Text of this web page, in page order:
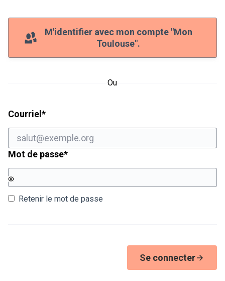
M'identifier avec mon compte "Mon
Toulouse".
Ou
Courriel *Champ obligatoire
Mot de passe*Champ obligatoire
Retenir le mot de passe
Se connecter